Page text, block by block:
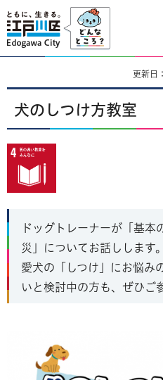
江戸川区
更新日
犬のしつけ方教室
ドッグトレーナーが「基本
災」についてお話しします。
愛犬の「しつけ」にお悩み
いと検討中の方も、ぜひご